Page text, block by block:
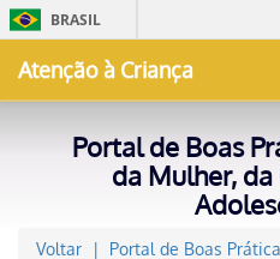
BRASIL
Atenção à Criança
Portal de Boas
da Mulher,
Voltar Portal de Boas